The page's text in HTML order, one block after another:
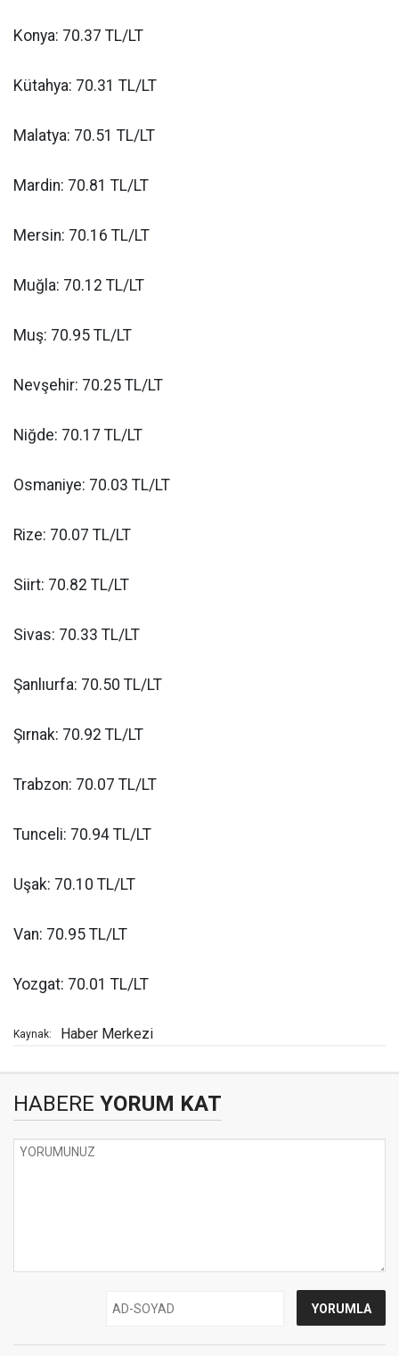
Konya: 70.37 TL/LT
Kütahya: 70.31 TL/LT
Malatya: 70.51 TL/LT
Mardin: 70.81 TL/LT
Mersin: 70.16 TL/LT
Muğla: 70.12 TL/LT
Muş: 70.95 TL/LT
Nevşehir: 70.25 TL/LT
Niğde: 70.17 TL/LT
Osmaniye: 70.03 TL/LT
Rize: 70.07 TL/LT
Siirt: 70.82 TL/LT
Sivas: 70.33 TL/LT
Şanlıurfa: 70.50 TL/LT
Şırnak: 70.92 TL/LT
Trabzon: 70.07 TL/LT
Tunceli: 70.94 TL/LT
Uşak: 70.10 TL/LT
Van: 70.95 TL/LT
Yozgat: 70.01 TL/LT
Kaynak: Haber Merkezi
HABERE YORUM KAT